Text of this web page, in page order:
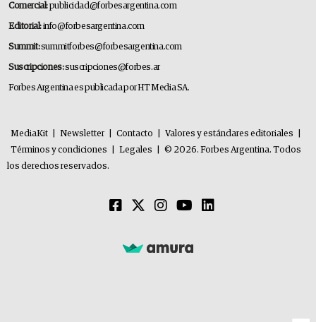
Comercial:publicidad@forbesargentina.com
Editorial:info@forbesargentina.com
Summit:summitforbes@forbesargentina.com
Suscripciones:suscripciones@forbes.ar
Forbes Argentina es publicada por HT Media SA.
MediaKit Newsletter Contacto Valores y estándares editoriales
Términos y condiciones
Legales
© 2026. Forbes Argentina. Todos
los derechos reservados.